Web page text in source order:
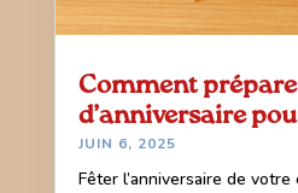
Comment
d’anniversaire
JUIN 6, 2025
Fêter l’anniversaire de